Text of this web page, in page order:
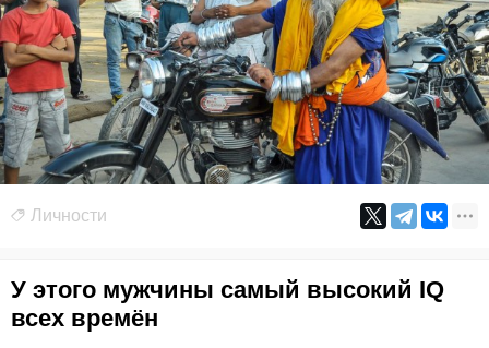
Личности
У этого мужчины самый высокий IQ
всех времён